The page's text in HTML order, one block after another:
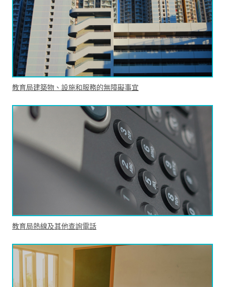
教育局建築物、設施和服務的無障礙事宜
教育局熱線及其他查詢電話